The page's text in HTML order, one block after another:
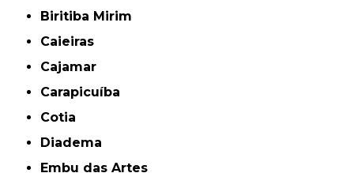
Biritiba Mirim
Caieiras
Cajamar
Carapicuíba
Cotia
Diadema
Embu das Artes